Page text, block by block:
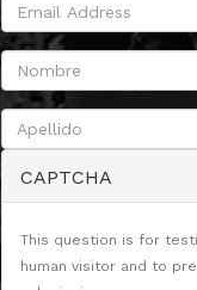
CAPTCHA
This question is for
human visitor and to